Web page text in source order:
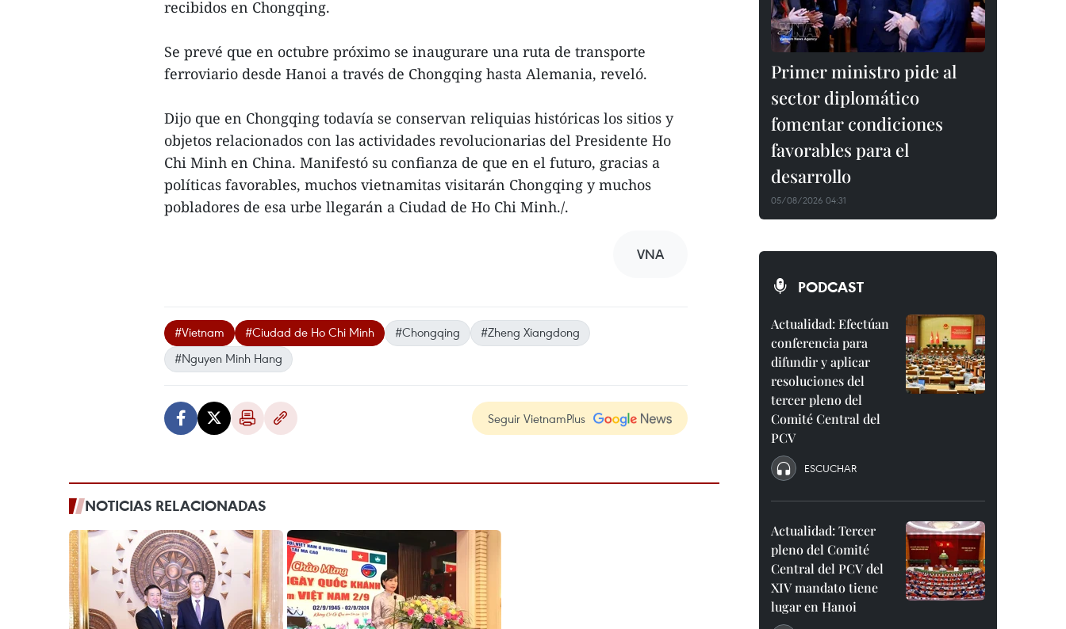
recibidos en Chongqing.
Se prevé que en octubre próximo se inaugurare una ruta de transporte
ferroviario desde Hanoi a través de Chongqing hasta Alemania, reveló.
Dijo que en Chongqing todavía se conservan reliquias históricas los sitios y
objetos relacionados con las actividades revolucionarias del Presidente Ho
Chi Minh en China. Manifestó su confianza de que en el futuro, gracias a
políticas favorables, muchos vietnamitas visitarán Chongqing y muchos
pobladores de esa urbe llegarán a Ciudad de Ho Chi Minh./.
VNA
#Vietnam #Ciudad de Ho Chi Minh #Chongqing
#Zheng Xiangdong
#Nguyen Minh Hang
Seguir VietnamPlus
NOTICIAS RELACIONADAS
Primer ministro pide al
sector diplomático
fomentar condiciones
favorables para el
desarrollo
05/08/2026 04:31
PODCAST
Actualidad: Efectúan
conferencia para
difundir y aplicar
resoluciones del
tercer pleno del
Comité Central del
PCV
ESCUCHAR
Actualidad: Tercer
pleno del Comité
Central del PCV del
XIV mandato tiene
lugar en Hanoi